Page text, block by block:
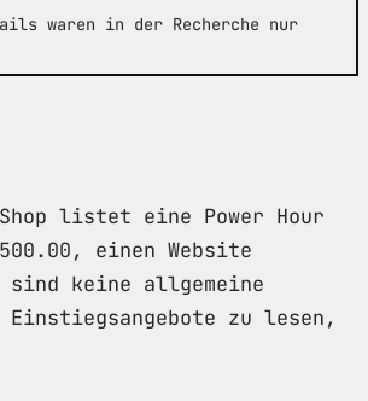
waren in der Recherche nur
listet eine Power Hour
einen Website
sind keine allgemeine
zu lesen,